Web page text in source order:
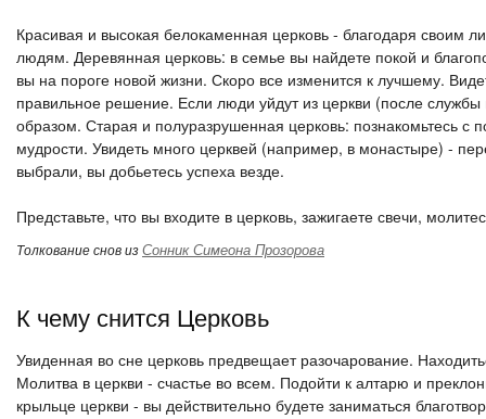
Красивая и высокая белокаменная церковь - благодаря своим
людям. Деревянная церковь: в семье вы найдете покой и
вы на пороге новой жизни. Скоро все изменится к лучшему.
правильное решение. Если люди уйдут из церкви (после
образом. Старая и полуразрушенная церковь: познакомьтесь
мудрости. Увидеть много церквей (например, в монастыре) -
выбрали, вы добьетесь успеха везде.
Представьте, что вы входите в церковь, зажигаете свечи,
Толкование снов изСонник Симеона Прозорова
К чему снится Церковь
Увиденная во сне церковь предвещает разочарование.
Молитва в церкви - счастье во всем. Подойти к алтарю и
крыльце церкви - вы действительно будете заниматься